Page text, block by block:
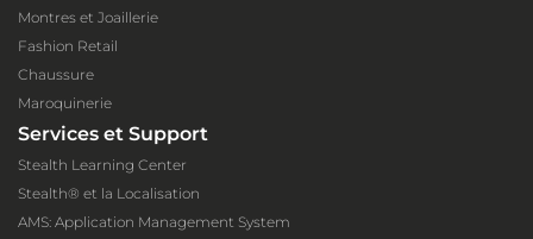
Montres et Joaillerie
Fashion Retail
Chaussure
Maroquinerie
Services et Support
Stealth Learning Center
Stealth® et la Localisation
AMS: Application Management System